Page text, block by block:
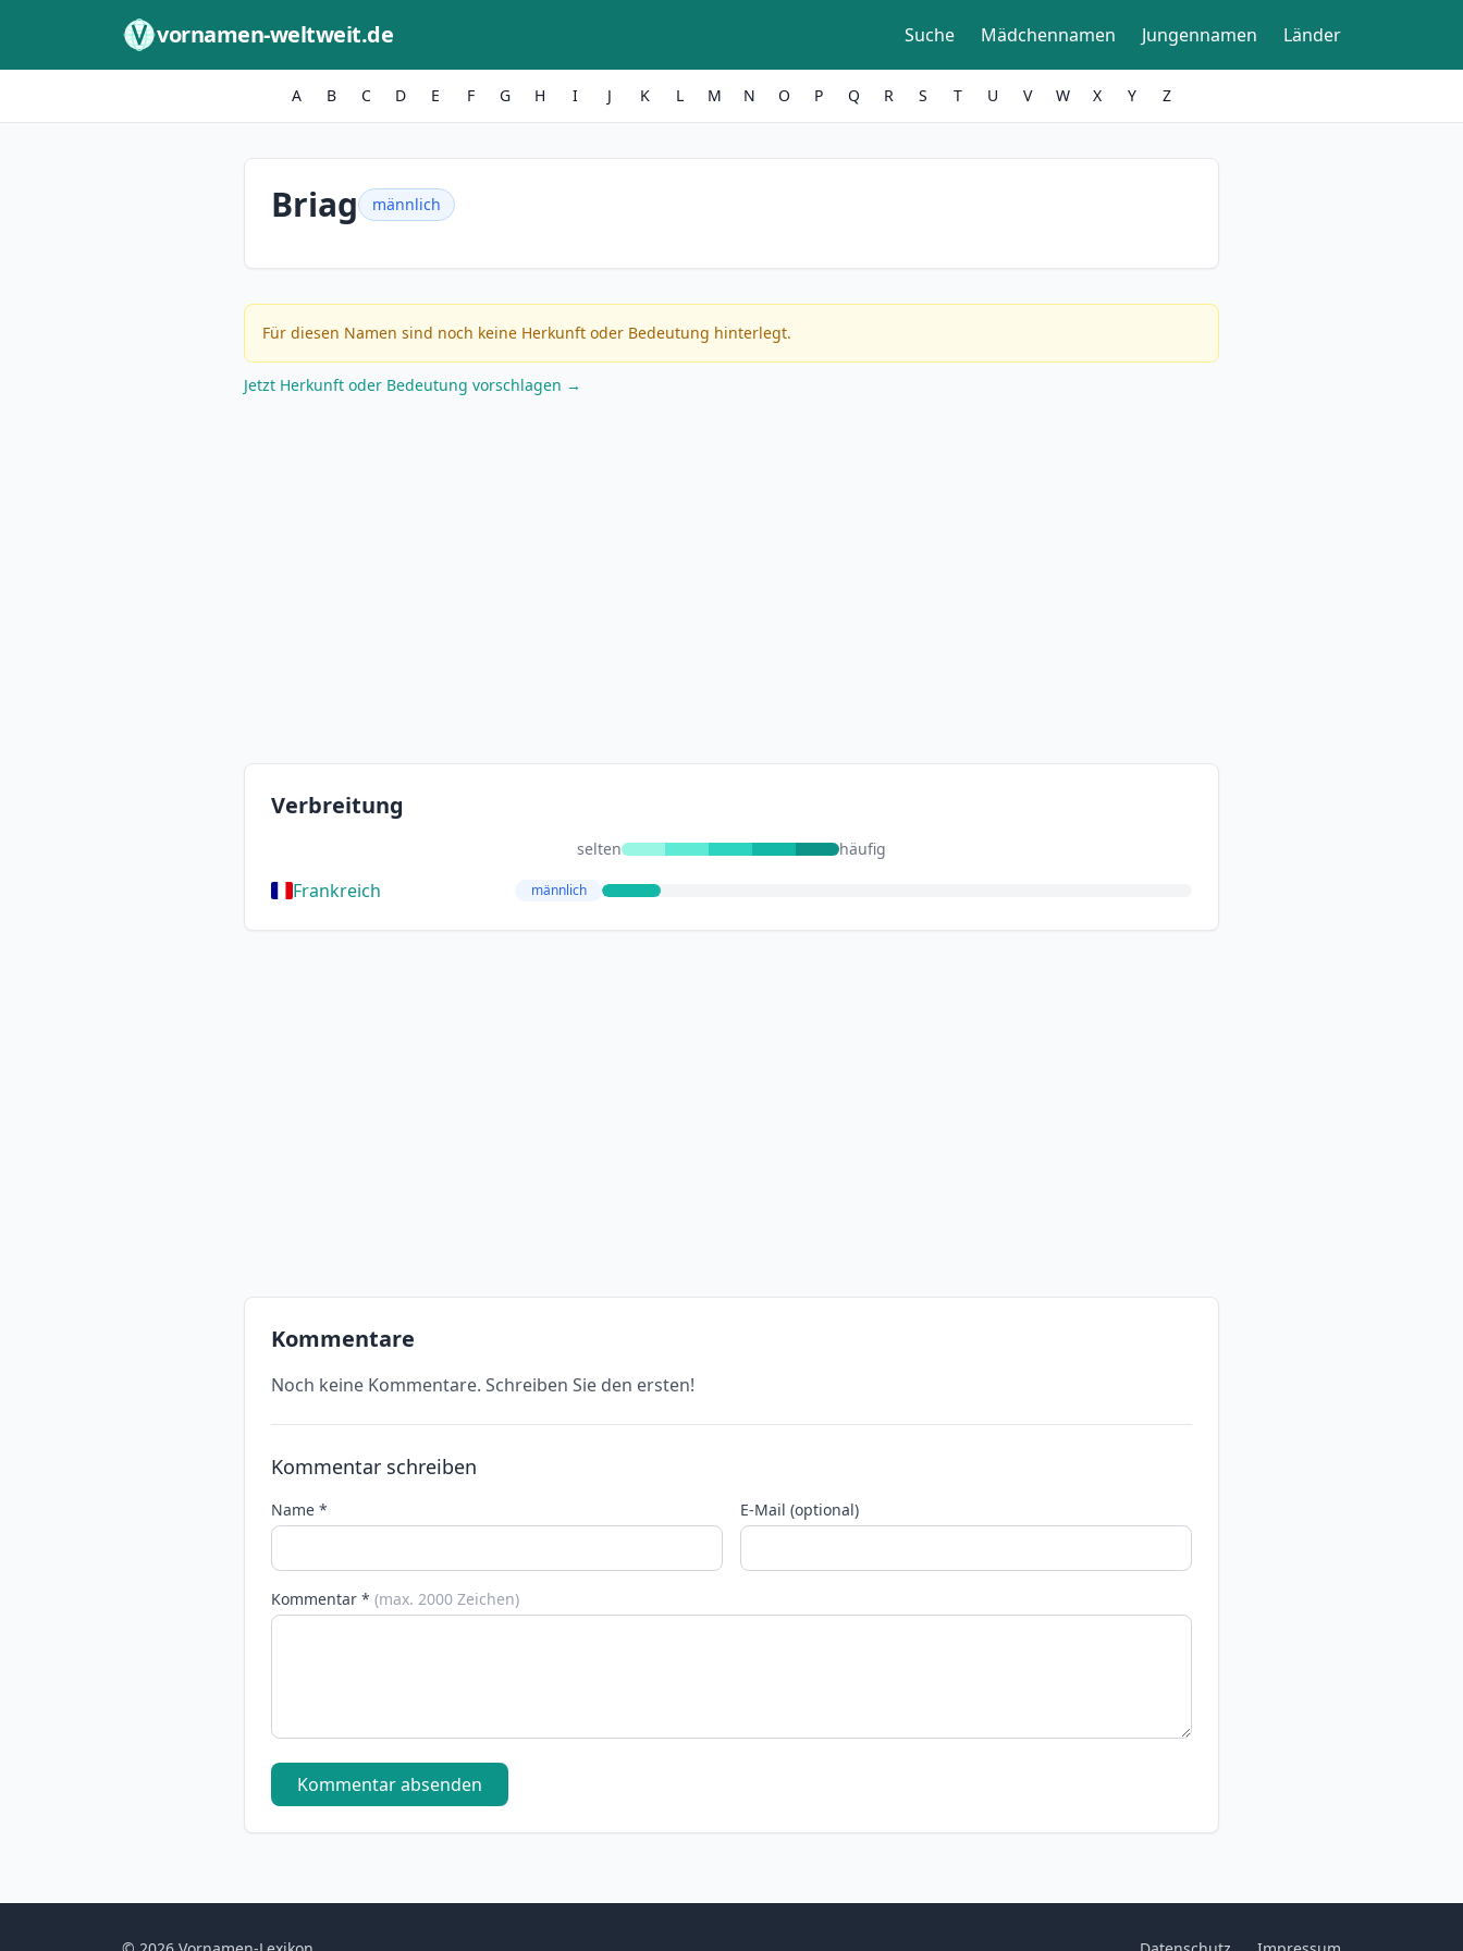
vornamen-weltweit.de Suche Mädchennamen Jungennamen Länder
A B C D E F G H I J K L M N O P Q R S T U V W X Y Z
Briag männlich
Für diesen Namen sind noch keine Herkunft oder Bedeutung hinterlegt.
Jetzt Herkunft oder Bedeutung vorschlagen →
Verbreitung
selten häufig
Frankreich männlich
Kommentare
Noch keine Kommentare. Schreiben Sie den ersten!
Kommentar schreiben
Name * E-Mail (optional)
Kommentar * (max. 2000 Zeichen)
Kommentar absenden